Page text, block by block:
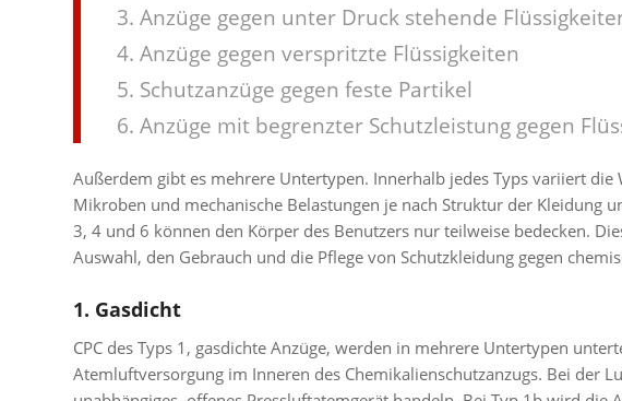
Anzüge gegen unter Druck stehende
Anzüge gegen verspritzte Flüssigkeiten
Schutzanzüge gegen feste Partikel
Anzüge mit begrenzter Schutzleistung gegen
Außerdem gibt es mehrere Untertypen. Innerhalb jedes Typs variiert die
Mikroben und mechanische Belastungen je nach Struktur der Kleidung
3, 4 und 6 können den Körper des Benutzers nur teilweise bedecken.
Auswahl, den Gebrauch und die Pflege von Schutzkleidung gegen
1. Gasdicht
CPC des Typs 1, gasdichte Anzüge, werden in mehrere Untertypen
Atemluftversorgung im Inneren des Chemikalienschutzanzugs. Bei der